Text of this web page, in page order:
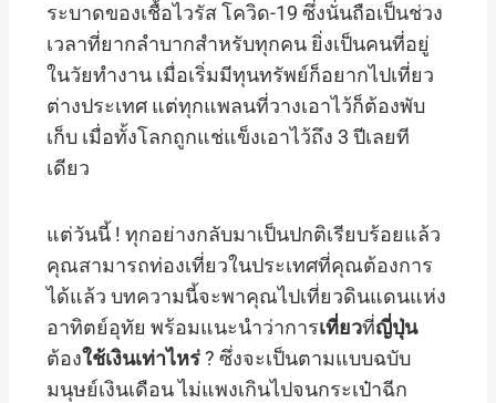
ระบาดของเชื้อไวรัส โควิด-19 ซึ่งนั่นถือเป็นช่วง
เวลาที่ยากลำบากสำหรับทุกคน ยิ่งเป็นคนที่อยู่
ในวัยทำงาน เมื่อเริ่มมีทุนทรัพย์ก็อยากไปเที่ยว
ต่างประเทศ แต่ทุกแพลนที่วางเอาไว้ก็ต้องพับ
เก็บ เมื่อทั้งโลกถูกแช่แข็งเอาไว้ถึง 3 ปีเลยที
เดียว
แต่วันนี้ ! ทุกอย่างกลับมาเป็นปกติเรียบร้อยแล้ว
คุณสามารถท่องเที่ยวในประเทศที่คุณต้องการ
ได้แล้ว บทความนี้จะพาคุณไปเที่ยวดินแดนแห่ง
อาทิตย์อุทัย พร้อมแนะนำว่าการเที่ยวที่ญี่ปุ่น
ต้องใช้เงินเท่าไหร่? ซึ่งจะเป็นตามแบบฉบับ
มนุษย์เงินเดือน ไม่แพงเกินไปจนกระเป๋าฉีก